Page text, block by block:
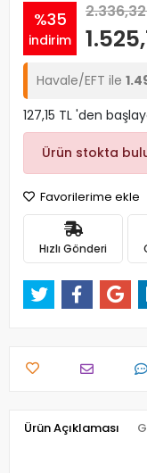
%35
indirim
Havale/EFT ile
127,15 TL 'den
Ürün stokta
Favorilerime ekle
Hızlı Gönderi
Ürün Açıklaması